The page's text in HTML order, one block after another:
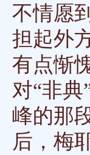
不情愿
担起外
有点惭
对“非
峰的那
后，梅